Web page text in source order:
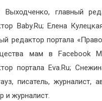
Выходченко, главный
Baby.Ru; Елена
редактор портала
мам в Facebook
портала Eva.Ru;
писатель,
и журналист.